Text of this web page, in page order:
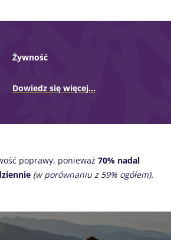
Żywność
Dowiedz się więcej...
poprawy, ponieważ 70% nadal
(w porównaniu z 59% ogółem).